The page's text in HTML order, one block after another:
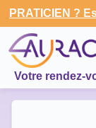
PRATICIEN ?
Votre rendez-